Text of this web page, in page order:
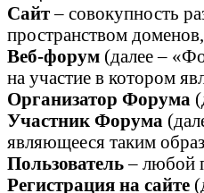
Сайт– совокупность
пространством
Веб-форум (далее –
на участие в котором
Организатор Форума
Участник Форума
являющееся таким
Пользователь– любой
Регистрация на сайте